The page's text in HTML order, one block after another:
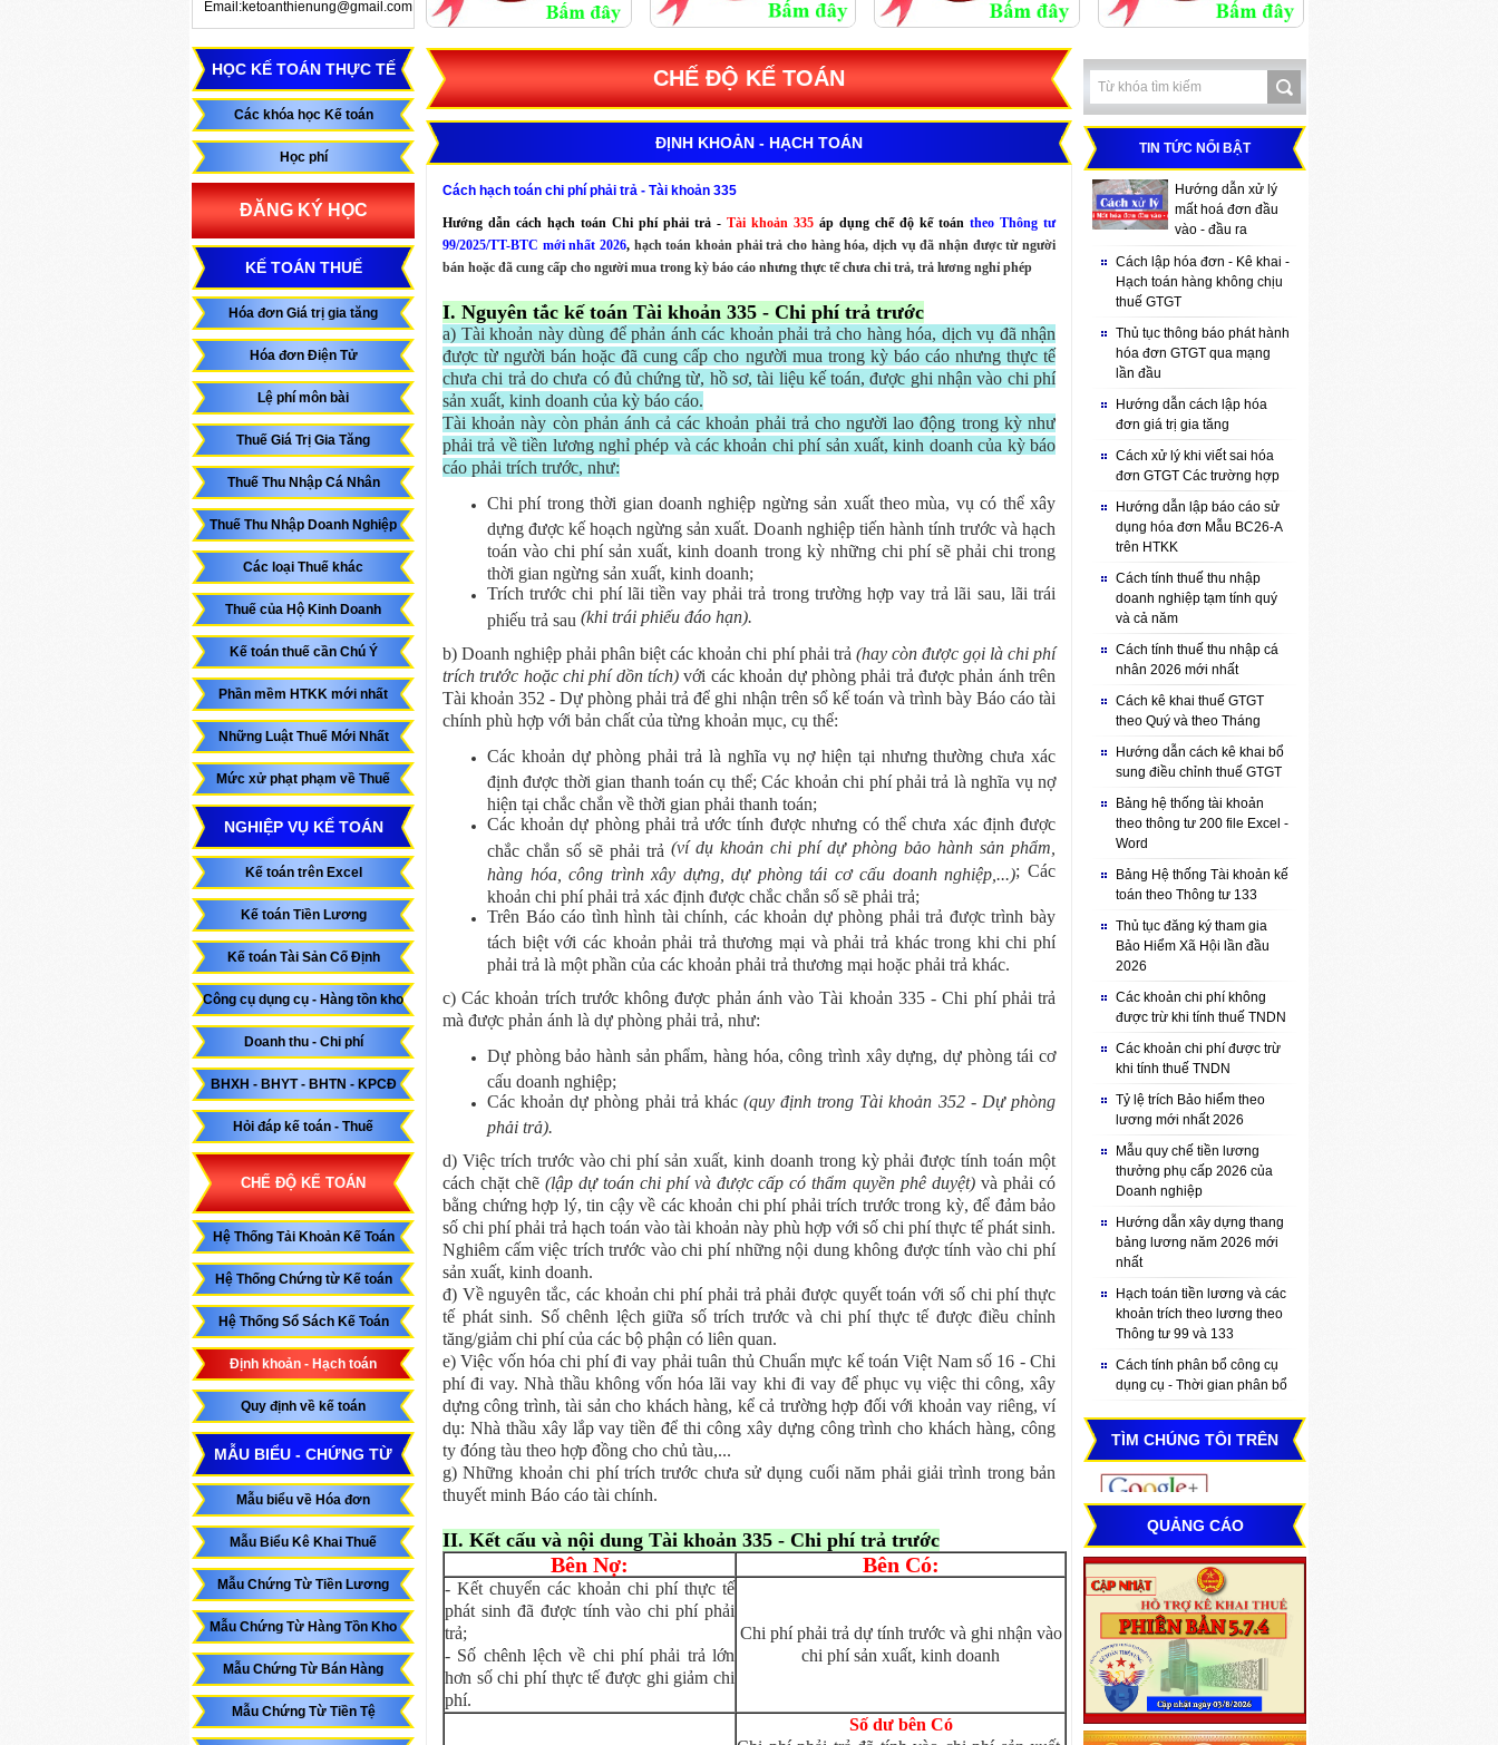
Email:ketoanthienung@gmail.com
HỌC KẾ TOÁN THỰC TẾ
Các khóa học Kế toán
Học phí
ĐĂNG KÝ HỌC
KẾ TOÁN THUẾ
Hóa đơn Giá trị gia tăng
Hóa đơn Điện Tử
Lệ phí môn bài
Thuế Giá Trị Gia Tăng
Thuế Thu Nhập Cá Nhân
Thuế Thu Nhập Doanh Nghiệp
Các loại Thuế khác
Thuế của Hộ Kinh Doanh
Kế toán thuế cần Chú Ý
Phần mềm HTKK mới nhất
Những Luật Thuế Mới Nhất
Mức xử phạt phạm về Thuế
NGHIỆP VỤ KẾ TOÁN
Kế toán trên Excel
Kế toán Tiền Lương
Kế toán Tài Sản Cố Định
Công cụ dụng cụ - Hàng tồn kho
Doanh thu - Chi phí
BHXH - BHYT - BHTN - KPCĐ
Hỏi đáp kế toán - Thuế
CHẾ ĐỘ KẾ TOÁN
Hệ Thống Tải Khoản Kế Toán
Hệ Thống Chứng từ Kế toán
Hệ Thống Sổ Sách Kế Toán
Định khoản - Hạch toán
Quy định về kế toán
MẪU BIỂU - CHỨNG TỪ
Mẫu biểu về Hóa đơn
Mẫu Biểu Kê Khai Thuế
Mẫu Chứng Từ Tiền Lương
Mẫu Chứng Từ Hàng Tồn Kho
Mẫu Chứng Từ Bán Hàng
Mẫu Chứng Từ Tiền Tệ
CHẾ ĐỘ KẾ TOÁN
ĐỊNH KHOẢN - HẠCH TOÁN
Cách hạch toán chi phí phải trả - Tài khoản 335
Hướng dẫn cách hạch toán Chi phí phải trả - Tài khoản 335 áp dụng chế độ kế toán theo Thông tư
99/2025/TT-BTC mới nhất 2026, hạch toán khoản phải trả cho hàng hóa, dịch vụ đã nhận được từ người
bán hoặc đã cung cấp cho người mua trong kỳ báo cáo nhưng thực tế chưa chi trả, trả lương nghỉ phép
I. Nguyên tắc kế toán Tài khoản 335 - Chi phí trả trước
a) Tài khoản này dùng để phản ánh các khoản phải trả cho hàng hóa, dịch vụ đã nhận
được từ người bán hoặc đã cung cấp cho người mua trong kỳ báo cáo nhưng thực tế
chưa chi trả do chưa có đủ chứng từ, hồ sơ, tài liệu kế toán, được ghi nhận vào chi phí
sản xuất, kinh doanh của kỳ báo cáo.
Tài khoản này còn phản ánh cả các khoản phải trả cho người lao động trong kỳ như
phải trả về tiền lương nghỉ phép và các khoản chi phí sản xuất, kinh doanh của kỳ báo
cáo phải trích trước, như:
Chi phí trong thời gian doanh nghiệp ngừng sản xuất theo mùa, vụ có thể xây
dựng được kế hoạch ngừng sản xuất. Doanh nghiệp tiến hành tính trước và hạch
toán vào chi phí sản xuất, kinh doanh trong kỳ những chi phí sẽ phải chi trong
thời gian ngừng sản xuất, kinh doanh;
Trích trước chi phí lãi tiền vay phải trả trong trường hợp vay trả lãi sau, lãi trái
phiếu trả sau (khi trái phiếu đáo hạn).
b) Doanh nghiệp phải phân biệt các khoản chi phí phải trả (hay còn được gọi là chi phí
trích trước hoặc chi phí dồn tích) với các khoản dự phòng phải trả được phản ánh trên
Tài khoản 352 - Dự phòng phải trả để ghi nhận trên sổ kế toán và trình bày Báo cáo tài
chính phù hợp với bản chất của từng khoản mục, cụ thể:
Các khoản dự phòng phải trả là nghĩa vụ nợ hiện tại nhưng thường chưa xác
định được thời gian thanh toán cụ thể; Các khoản chi phí phải trả là nghĩa vụ nợ
hiện tại chắc chắn về thời gian phải thanh toán;
Các khoản dự phòng phải trả ước tính được nhưng có thể chưa xác định được
chắc chắn số sẽ phải trả (ví dụ khoản chi phí dự phòng bảo hành sản phẩm,
hàng hóa, công trình xây dựng, dự phòng tái cơ cấu doanh nghiệp,...); Các
khoản chi phí phải trả xác định được chắc chắn số sẽ phải trả;
Trên Báo cáo tình hình tài chính, các khoản dự phòng phải trả được trình bày
tách biệt với các khoản phải trả thương mại và phải trả khác trong khi chi phí
phải trả là một phần của các khoản phải trả thương mại hoặc phải trả khác.
c) Các khoản trích trước không được phản ánh vào Tài khoản 335 - Chi phí phải trả
mà được phản ánh là dự phòng phải trả, như:
Dự phòng bảo hành sản phẩm, hàng hóa, công trình xây dựng, dự phòng tái cơ
cấu doanh nghiệp;
Các khoản dự phòng phải trả khác(quy định trong Tài khoản 352 - Dự phòng
phải trả).
d) Việc trích trước vào chi phí sản xuất, kinh doanh trong kỳ phải được tính toán một
cách chặt chẽ (lập dự toán chi phí và được cấp có thẩm quyền phê duyệt) và phải có
bằng chứng hợp lý, tin cậy về các khoản chi phí phải trích trước trong kỳ, để đảm bảo
số chi phí phải trả hạch toán vào tài khoản này phù hợp với số chi phí thực tế phát sinh.
Nghiêm cấm việc trích trước vào chi phí những nội dung không được tính vào chi phí
sản xuất, kinh doanh.
đ) Về nguyên tắc, các khoản chi phí phải trả phải được quyết toán với số chi phí thực
tế phát sinh. Số chênh lệch giữa số trích trước và chi phí thực tế được điều chỉnh
tăng/giảm chi phí của các bộ phận có liên quan.
e) Việc vốn hóa chi phí đi vay phải tuân thủ Chuẩn mực kế toán Việt Nam số 16 - Chi
phí đi vay. Nhà thầu không vốn hóa lãi vay khi đi vay để phục vụ việc thi công, xây
dựng công trình, tài sản cho khách hàng, kể cả trường hợp đối với khoản vay riêng, ví
dụ: Nhà thầu xây lắp vay tiền để thi công xây dựng công trình cho khách hàng, công
ty đóng tàu theo hợp đồng cho chủ tàu,...
g) Những khoản chi phí trích trước chưa sử dụng cuối năm phải giải trình trong bản
thuyết minh Báo cáo tài chính.
II. Kết cấu và nội dung Tài khoản 335 - Chi phí trả trước
Bên Nợ: Bên Có:
- Kết chuyển các khoản chi phí thực tế
phát sinh đã được tính vào chi phí phải
trả;
- Số chênh lệch về chi phí phải trả lớn
hơn số chi phí thực tế được ghi giảm chi
phí.
Chi phí phải trả dự tính trước và ghi nhận vào
chi phí sản xuất, kinh doanh
Số dư bên Có
TIN TỨC NỔI BẬT
Hướng dẫn xử lý
mất hoá đơn đầu
vào - đầu ra
Cách lập hóa đơn - Kê khai -
Hạch toán hàng không chịu
thuế GTGT
Thủ tục thông báo phát hành
hóa đơn GTGT qua mạng
lần đầu
Hướng dẫn cách lập hóa
đơn giá trị gia tăng
Cách xử lý khi viết sai hóa
đơn GTGT Các trường hợp
Hướng dẫn lập báo cáo sử
dụng hóa đơn Mẫu BC26-A
trên HTKK
Cách tính thuế thu nhập
doanh nghiệp tạm tính quý
và cả năm
Cách tính thuế thu nhập cá
nhân 2026 mới nhất
Cách kê khai thuế GTGT
theo Quý và theo Tháng
Hướng dẫn cách kê khai bổ
sung điều chỉnh thuế GTGT
Bảng hệ thống tài khoản
theo thông tư 200 file Excel -
Word
Bảng Hệ thống Tài khoản kế
toán theo Thông tư 133
Thủ tục đăng ký tham gia
Bảo Hiểm Xã Hội lần đầu
2026
Các khoản chi phí không
được trừ khi tính thuế TNDN
Các khoản chi phí được trừ
khi tính thuế TNDN
Tỷ lệ trích Bảo hiểm theo
lương mới nhất 2026
Mẫu quy chế tiền lương
thưởng phụ cấp 2026 của
Doanh nghiệp
Hướng dẫn xây dựng thang
bảng lương năm 2026 mới
nhất
Hạch toán tiền lương và các
khoản trích theo lương theo
Thông tư 99 và 133
Cách tính phân bổ công cụ
dụng cụ - Thời gian phân bổ
TÌM CHÚNG TÔI TRÊN
QUẢNG CÁO